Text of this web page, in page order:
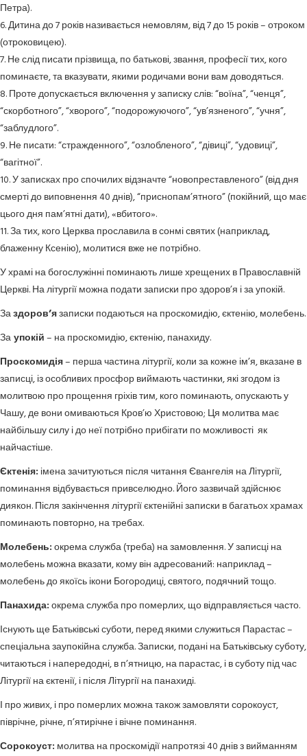
Петра).
6. Дитина до 7 років називається немовлям, від 7 до 15 років – отроком
(отроковицею).
7. Не слід писати прізвища, по батькові, звання, професії тих, кого
поминаєте, та вказувати, якими родичами вони вам доводяться.
8. Проте допускається включення у записку слів: “воїна”, “ченця”,
“скорботного”, “хворого”, “подорожуючого”, “ув’язненого”, “учня”,
“заблудлого”.
9. Не писати: “стражденного”, “озлобленого”, “дівиці”, “удовиці”,
“вагітної”.
10. У записках про спочилих відзначте “новопреставленого” (від дня
смерті до виповнення 40 днів), “приснопам’ятного” (покійний, що має
цього дня пам’ятні дати), «вбитого».
11. За тих, кого Церква прославила в сонмі святих (наприклад,
блаженну Ксенію), молитися вже не потрібно.
У храмі на богослужінні поминають лише хрещених в Православній
Церкві. На літургії можна подати записки про здоров’я і за упокій.
Заздоров’язаписки подаються на проскомидію, єктенію, молебень.
Заупокій– на проскомидію, єктенію, панахиду.
Проскомидія– перша частина літургії, коли за кожне ім’я, вказане в
записці, із особливих просфор виймають частинки, які згодом із
молитвою про прощення гріхів тим, кого поминають, опускають у
Чашу, де вони омиваються Кров’ю Христовою; Ця молитва має
найбільшу силу і до неї потрібно прибігати по можливості як
найчастіше.
Єктенія: імена зачитуються після читання Євангелія на Літургії,
поминання відбувається привселюдно. Його зазвичай здійснює
диякон. Після закінчення літургії єктенійні записки в багатьох храмах
поминають повторно, на требах.
Молебень:окрема служба (треба) на замовлення. У записці на
молебень можна вказати, кому він адресований: наприклад –
молебень до якоїсь ікони Богородиці, святого, подячний тощо.
Панахида:окрема служба про померлих, що відправляється часто.
Існують ще Батьківські суботи, перед якими служиться Парастас –
спеціальна заупокійна служба. Записки, подані на Батьківську суботу,
читаються і напередодні, в п’ятницю, на парастас, і в суботу під час
Літургії на єктенії, і після Літургії на панахиді.
І про живих, і про померлих можна також замовляти сорокоуст,
піврічне, річне, п’ятирічне і вічне поминання.
Сорокоуст: молитва на проскомідії напротязі 40 днів з вийманням